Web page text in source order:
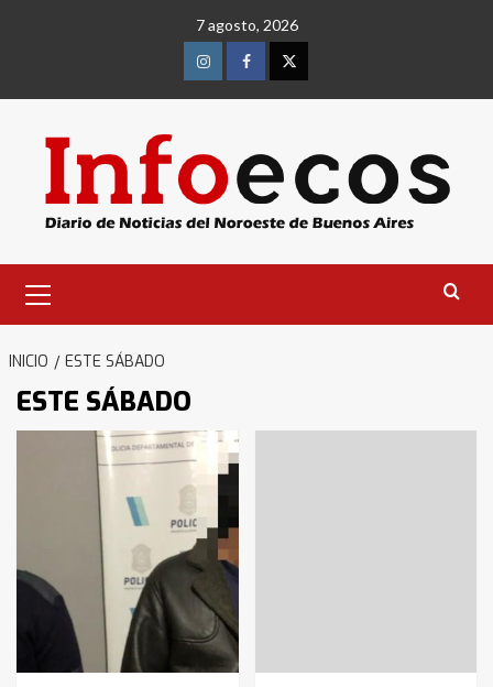
7 agosto, 2026
InstagramFacebookTwitter
primario
INICIO ESTE SÁBADO
ESTE SÁBADO